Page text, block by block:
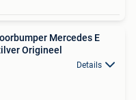
Mercedes E
Origineel
Details